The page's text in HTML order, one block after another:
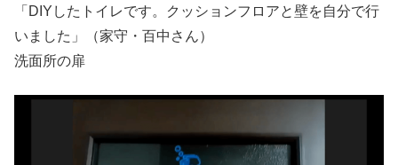
「DIYしたトイレです。クッションフロアと壁を自分で行
いました」（家守・百中さん）
洗面所の扉